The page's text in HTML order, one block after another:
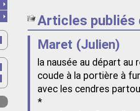
Articles publiés
Maret (Julien)
la nausée au départ
coude à la portière à
avec les cendres
*